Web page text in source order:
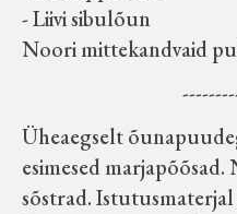
- Liivi sibulõun
Noori mittekandvaid
Üheaegselt
esimesed
sõstrad.